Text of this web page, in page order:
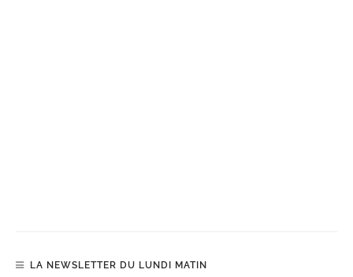
LA NEWSLETTER DU LUNDI MATIN